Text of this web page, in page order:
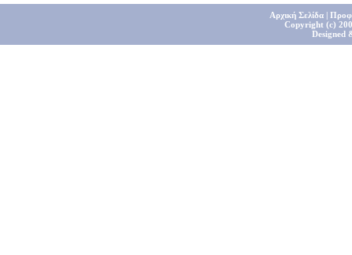
Αρχική Σελίδα|
Copyright (c)
Designed